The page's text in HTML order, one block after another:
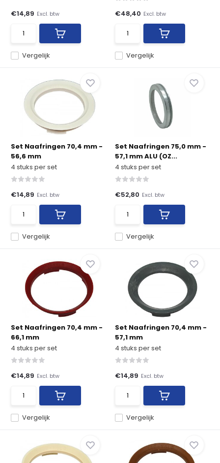
Vergelijk
€14,89 Excl. btw
Vergelijk
€48,40 Excl. btw
Set Naafringen 70,4 mm -
56,6 mm
4 stuks per set
Vergelijk
€14,89 Excl. btw
Set Naafringen 75,0 mm -
57,1 mm ALU (OZ...
4 stuks per set
Vergelijk
€52,80 Excl. btw
Set Naafringen 70,4 mm -
66,1 mm
4 stuks per set
Vergelijk
€14,89 Excl. btw
Set Naafringen 70,4 mm -
57,1 mm
4 stuks per set
Vergelijk
€14,89 Excl. btw